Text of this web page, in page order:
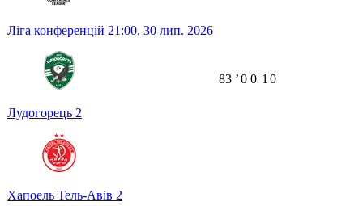
Ліга конференцій 21:00, 30 лип. 2026
Лудогорець 2
Хапоель Тель-Авів 2
83 ʼ0 0 1 0